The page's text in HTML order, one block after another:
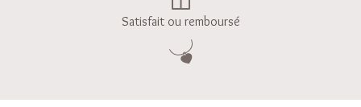
Satisfait ou remboursé